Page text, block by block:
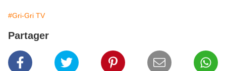
#Gri-Gri TV
Partager